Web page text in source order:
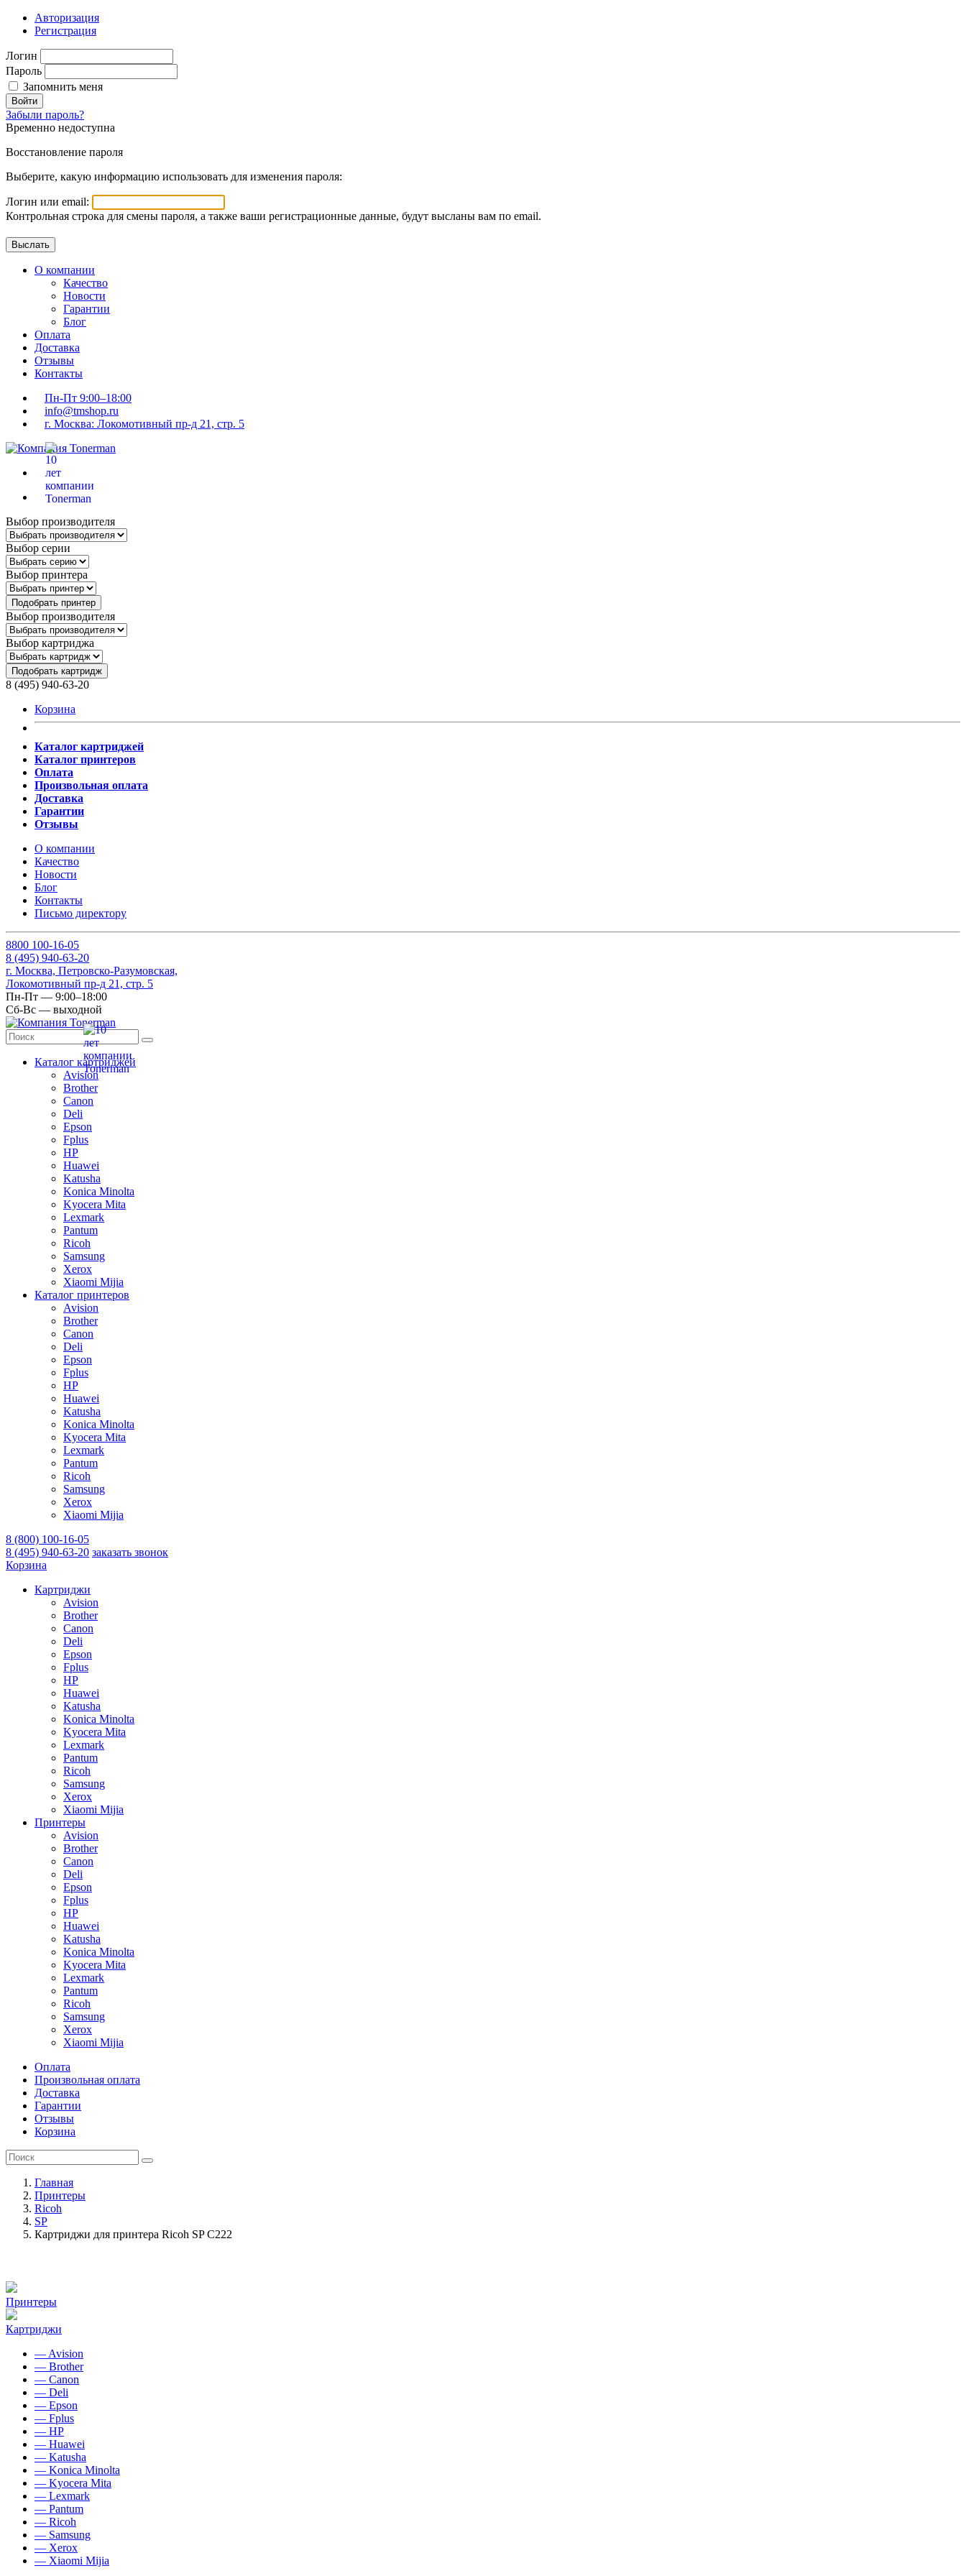
Авторизация
Регистрация
Логин
Пароль
Запомнить меня
Войти
Забыли пароль?
Временно недоступна
Восстановление пароля
Выберите, какую информацию использовать для изменения пароля:
Логин или email:
Контрольная строка для смены пароля, а также ваши регистрационные данные, будут высланы вам по email.
О компании
Качество
Новости
Гарантии
Блог
Оплата
Доставка
Отзывы
Контакты
Пн-Пт 9:00–18:00
info@tmshop.ru
г. Москва: Локомотивный пр-д 21, стр. 5
Выбор производителя
Выбор серии
Выбор принтера
Подобрать принтер
Выбор производителя
Выбор картриджа
Подобрать картридж
8 (495) 940-63-20
Корзина
Каталог картриджей
Каталог принтеров
Оплата
Произвольная оплата
Доставка
Гарантии
Отзывы
О компании
Качество
Новости
Блог
Контакты
Письмо директору
8800 100-16-05
8 (495) 940-63-20
г. Москва, Петровско-Разумовская,
Локомотивный пр-д 21, стр. 5
Пн-Пт — 9:00–18:00
Сб-Вс — выходной
Каталог картриджей
Avision
Brother
Canon
Deli
Epson
Fplus
HP
Huawei
Katusha
Konica Minolta
Kyocera Mita
Lexmark
Pantum
Ricoh
Samsung
Xerox
Xiaomi Mijia
Каталог принтеров
Avision
Brother
Canon
Deli
Epson
Fplus
HP
Huawei
Katusha
Konica Minolta
Kyocera Mita
Lexmark
Pantum
Ricoh
Samsung
Xerox
Xiaomi Mijia
8 (800) 100-16-05
8 (495) 940-63-20 заказать звонок
Корзина
Картриджи
Avision
Brother
Canon
Deli
Epson
Fplus
HP
Huawei
Katusha
Konica Minolta
Kyocera Mita
Lexmark
Pantum
Ricoh
Samsung
Xerox
Xiaomi Mijia
Принтеры
Avision
Brother
Canon
Deli
Epson
Fplus
HP
Huawei
Katusha
Konica Minolta
Kyocera Mita
Lexmark
Pantum
Ricoh
Samsung
Xerox
Xiaomi Mijia
Оплата
Произвольная оплата
Доставка
Гарантии
Отзывы
Корзина
Главная
Принтеры
Ricoh
SP
Картриджи для принтера Ricoh SP C222
Принтеры
Картриджи
— Avision
— Brother
— Canon
— Deli
— Epson
— Fplus
— HP
— Huawei
— Katusha
— Konica Minolta
— Kyocera Mita
— Lexmark
— Pantum
— Ricoh
— Samsung
— Xerox
— Xiaomi Mijia